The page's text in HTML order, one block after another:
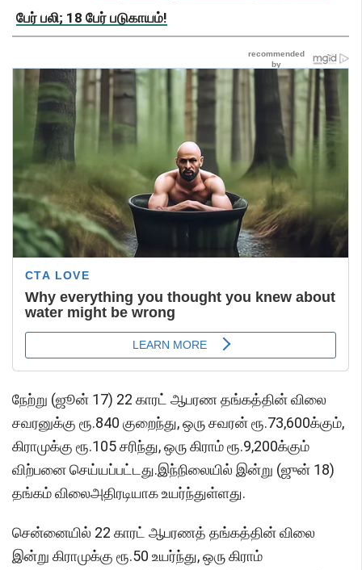
பேர் பலி; 18 பேர் படுகாயம்!
நேற்று (ஜூன் 17) 22 காரட் ஆபரண தங்கத்தின் விலை
சவரனுக்கு ரூ.840 குறைந்து, ஒரு சவரன் ரூ.73,600க்கும்,
கிராமுக்கு ரூ.105 சரிந்து, ஒரு கிராம் ரூ.9,200க்கும்
விற்பனை செய்யப்பட்டது.இந்நிலையில் இன்று (ஜுன் 18)
தங்கம் விலைஅதிரடியாக உயர்ந்துள்ளது.
சென்னையில் 22 காரட் ஆபரணத் தங்கத்தின் விலை
இன்று கிராமுக்கு ரூ.50 உயர்ந்து, ஒரு கிராம்